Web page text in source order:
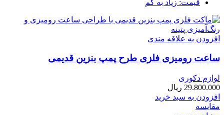
قیمت: زیاد به کم
افزودن به علاقه مندی
ساعت رومیزی فلزی طرح پمپ بنزین قدیمی
لوازم دکوری
29.800.000 ریال
افزودن به سبد خرید
مقایسه